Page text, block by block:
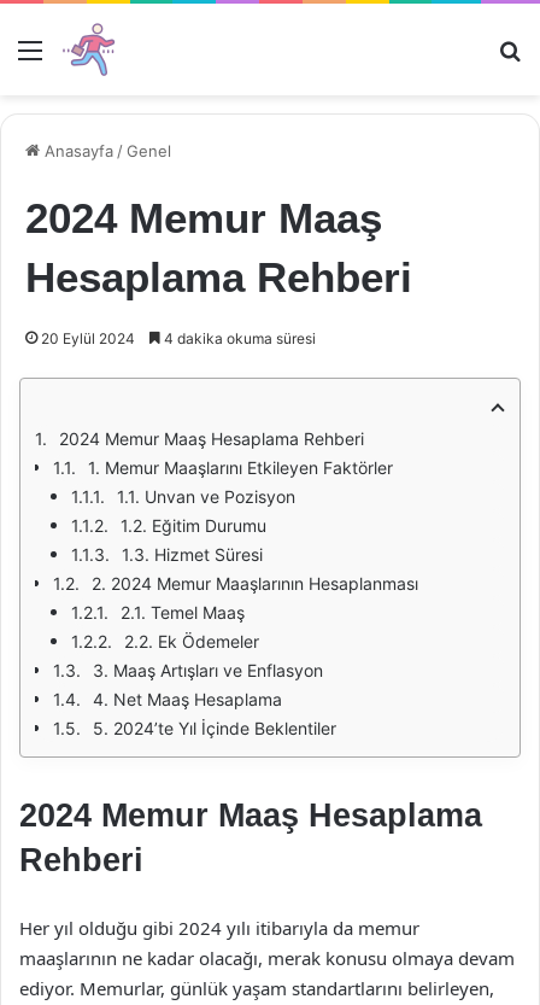
Menü
Anasayfa /Genel
2024 Memur Maaş
Hesaplama Rehberi
20 Eylül 2024 4 dakika okuma süresi
2024 Memur Maaş Hesaplama Rehberi
1. Memur Maaşlarını Etkileyen Faktörler
1.1. Unvan ve Pozisyon
1.2. Eğitim Durumu
1.3. Hizmet Süresi
2. 2024 Memur Maaşlarının Hesaplanması
2.1. Temel Maaş
2.2. Ek Ödemeler
3. Maaş Artışları ve Enflasyon
4. Net Maaş Hesaplama
5. 2024’te Yıl İçinde Beklentiler
2024 Memur Maaş Hesaplama
Rehberi
Her yıl olduğu gibi 2024 yılı itibarıyla da memur
maaşlarının ne kadar olacağı, merak konusu olmaya devam
ediyor. Memurlar, günlük yaşam standartlarını belirleyen,